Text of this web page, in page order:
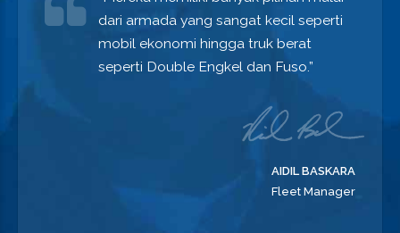
dari armada yang sangat kecil seperti
mobil ekonomi hingga truk berat
seperti Double Engkel dan Fuso.”
AIDIL BASKARA
Fleet Manager